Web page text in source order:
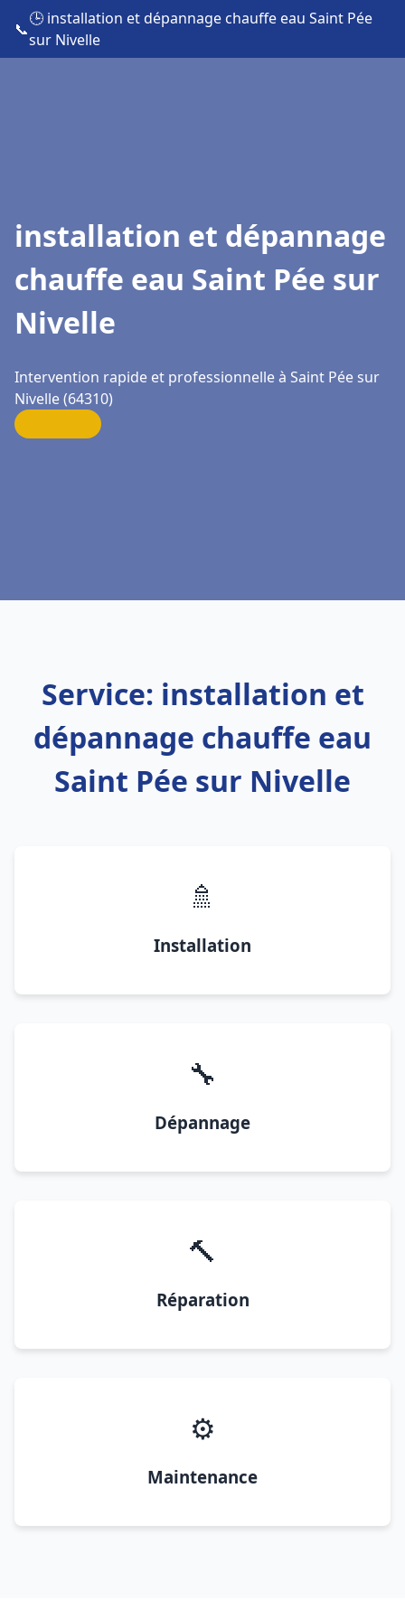
📞
🕒 installation et dépannage chauffe eau Saint Pée
sur Nivelle
installation et dépannage
chauffe eau Saint Pée sur
Nivelle
Intervention rapide et professionnelle à Saint Pée sur
Nivelle (64310)
Service: installation et
dépannage chauffe eau
Saint Pée sur Nivelle
🚿
Installation
🔧
Dépannage
🔨
Réparation
⚙️
Maintenance